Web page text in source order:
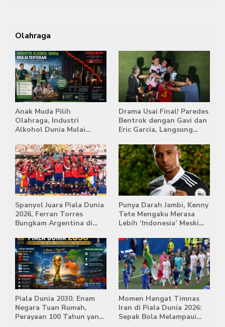
Olahraga
Anak Muda Pilih
Olahraga, Industri
Alkohol Dunia Mulai
Drama Usai Final! Paredes
Bentrok dengan Gavi dan
Eric Garcia, Langsung
Spanyol Juara Piala Dunia
2026, Ferran Torres
Bungkam Argentina di
Punya Darah Jambi, Kenny
Tete Mengaku Merasa
Lebih ‘Indonesia’ Meski
Piala Dunia 2030: Enam
Negara Tuan Rumah,
Perayaan 100 Tahun yang
Momen Hangat Timnas
Iran di Piala Dunia 2026:
Sepak Bola Melampaui